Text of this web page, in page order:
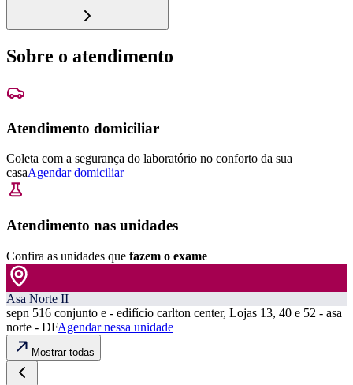
Sobre o atendimento
Atendimento domiciliar
Coleta com a segurança do laboratório no conforto da sua
casaAgendar domiciliar
Atendimento nas unidades
Confira as unidades que fazem o exame
Asa Norte II
sepn 516 conjunto e - edifício carlton center, Lojas 13, 40 e 52 - asa
norte - DFAgendar nessa unidade
Mostrar todas